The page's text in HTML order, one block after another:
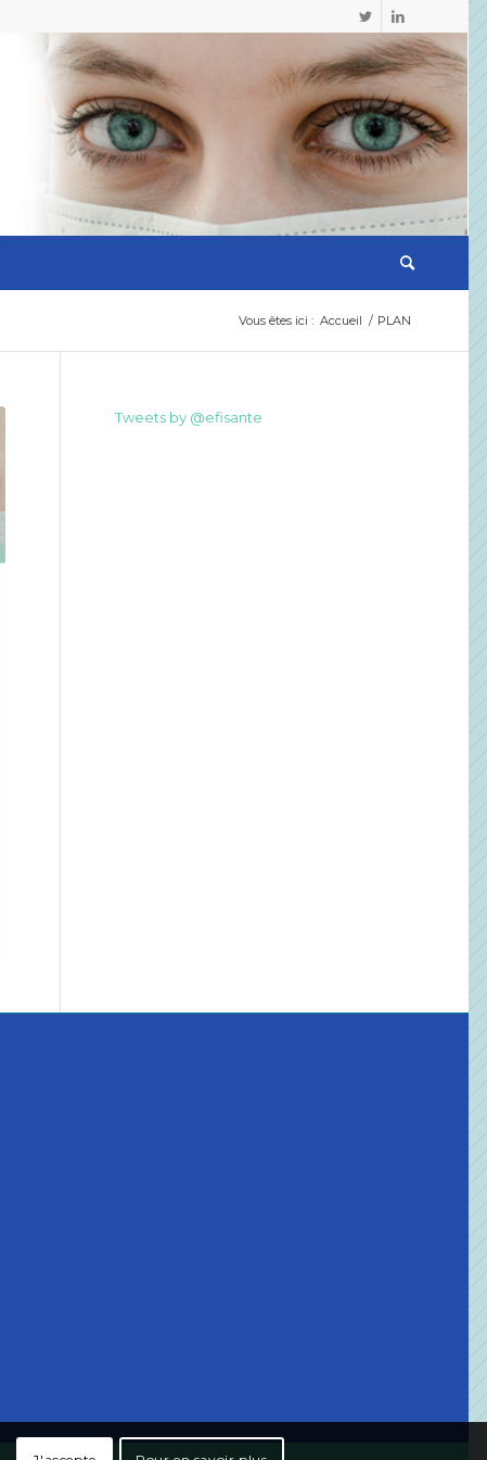
Vous êtes ici : Accueil / PLAN
Tweets by @efisante